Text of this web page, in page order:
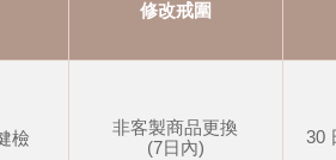
修改戒圍
檢
非客製商品更換
(7日內)
30